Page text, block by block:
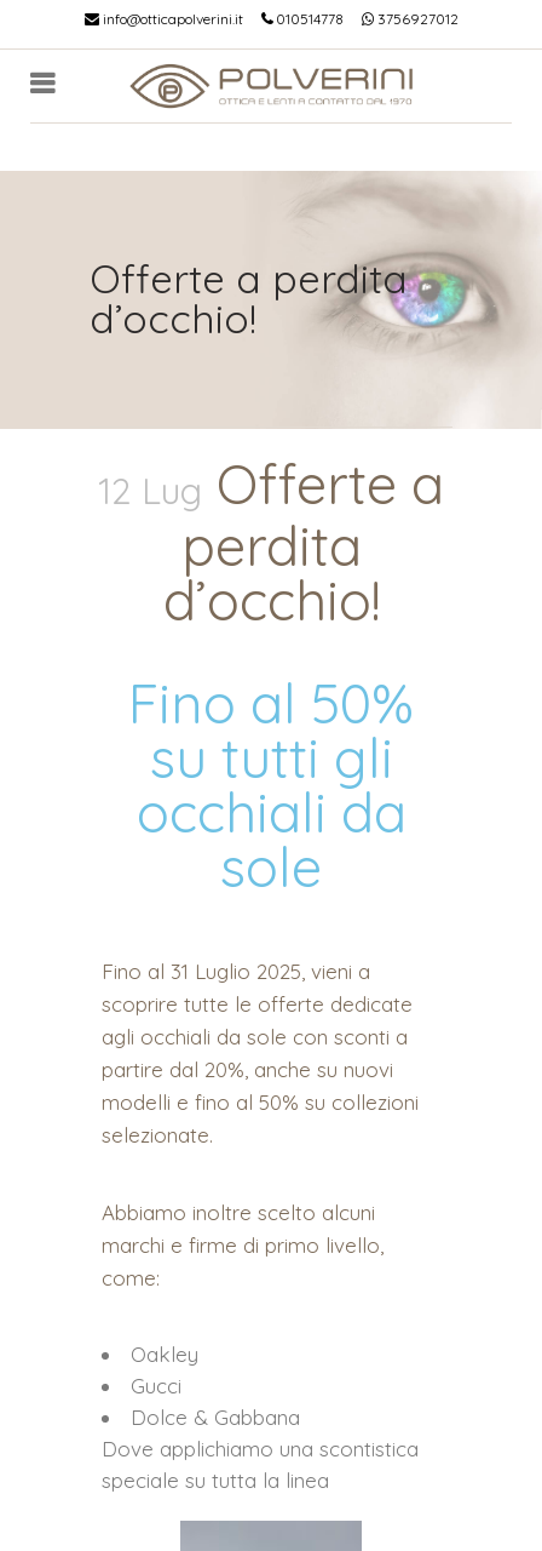
info@otticapolverini.it 010514778 3756927012
Offerte a perdita
d’occhio!
12 Lug Offerte a
perdita
d’occhio!
Fino al 50%
su tutti gli
occhiali da
sole
Fino al 31 Luglio 2025, vieni a
scoprire tutte le offerte dedicate
agli occhiali da sole con sconti a
partire dal 20%, anche su nuovi
modelli e fino al 50% su collezioni
selezionate.
Abbiamo inoltre scelto alcuni
marchi e firme di primo livello,
come:
Oakley
Gucci
Dolce & Gabbana
Dove applichiamo una scontistica
speciale su tutta la linea